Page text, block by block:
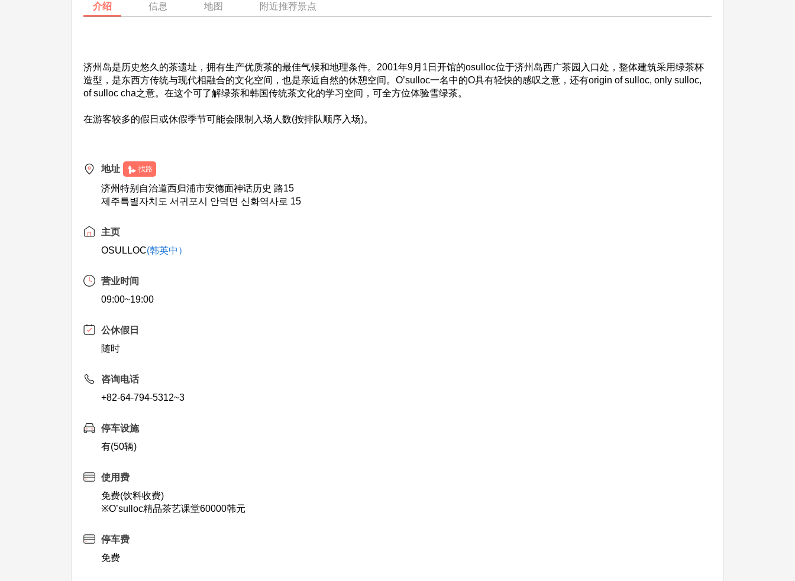
介绍 信息 地图 附近推荐景点
济州岛是历史悠久的茶遗址，拥有生产优质茶的最佳气候和地理条件。2001年9月1日开馆的osulloc位于济州岛西广茶园入口处，整体建筑采用绿茶杯
造型，是东西方传统与现代相融合的文化空间，也是亲近自然的休憩空间。O’sulloc一名中的O具有轻快的感叹之意，还有origin of sulloc, only sulloc,
of sulloc cha之意。在这个可了解绿茶和韩国传统茶文化的学习空间，可全方位体验雪绿茶。
在游客较多的假日或休假季节可能会限制入场人数(按排队顺序入场)。
地址 找路
济州特别自治道西归浦市安德面神话历史 路15
제주특별자치도 서귀포시 안덕면 신화역사로 15
主页
OSULLOC(韩英中）
营业时间
09:00~19:00
公休假日
随时
咨询电话
+82-64-794-5312~3
停车设施
有(50辆)
使用费
免费(饮料收费)
※O’sulloc精品茶艺课堂60000韩元
停车费
免费